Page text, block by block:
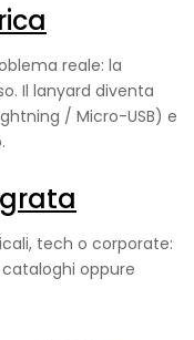
reale: la
Il lanyard diventa
/ Micro-USB) e
tech o corporate:
oppure